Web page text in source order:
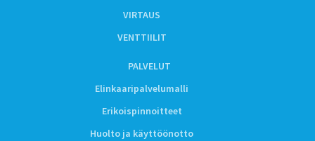
VIRTAUS
VENTTIILIT
PALVELUT
Elinkaaripalvelumalli
Erikoispinnoitteet
Huolto ja käyttöönotto